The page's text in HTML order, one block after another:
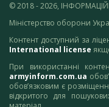
© 2018 - 2026,
Міністерство оборони
Контент доступний за
International license
При використанні
armyinform.com.ua
обов’язковим є
відкритого для